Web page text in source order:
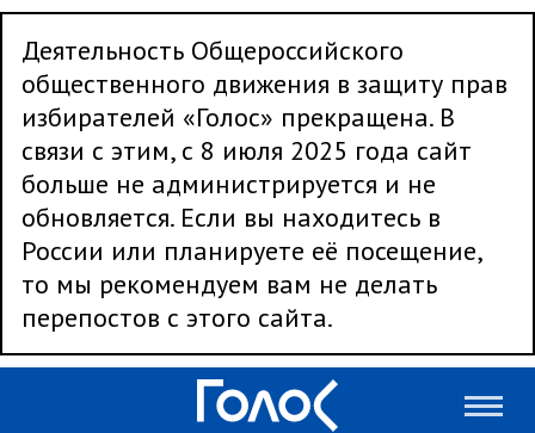
Деятельность Общероссийского
общественного движения в защиту прав
избирателей «Голос» прекращена. В
связи с этим, с 8 июля 2025 года сайт
больше не администрируется и не
обновляется. Если вы находитесь в
России или планируете её посещение,
то мы рекомендуем вам не делать
перепостов с этого сайта.